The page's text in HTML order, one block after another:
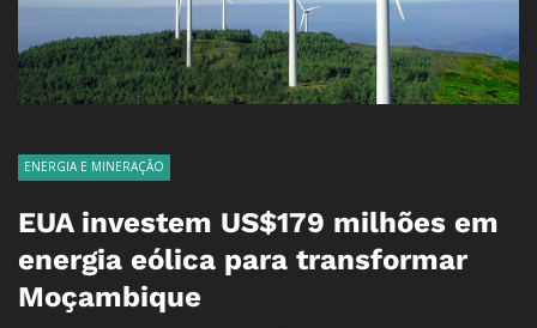
ENERGIA E MINERAÇÃO
EUA investem US$179 milhões em
energia eólica para transformar
Moçambique